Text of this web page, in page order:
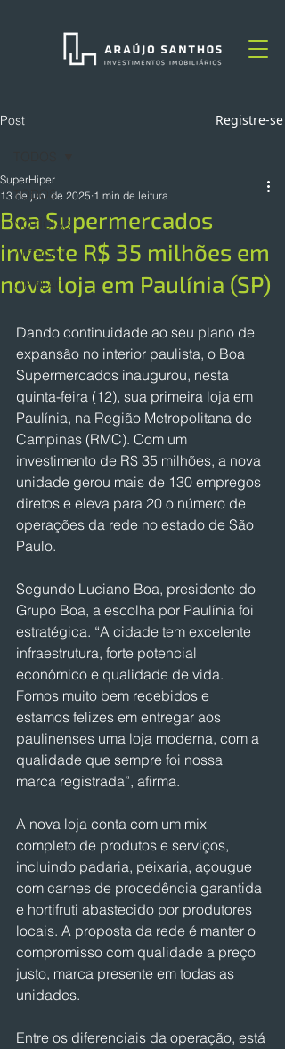
Post Registre-se
TODOS
NOTÍCIAS
ARTIGOS
OPINIÃO
Boa Supermercados
investe R$ 35 milhões em
nova loja em Paulínia (SP)
SuperHiper
13 de jun. de 2025 1 min de leitura
Dando continuidade ao seu plano de
expansão no interior paulista, o Boa
Supermercados inaugurou, nesta
quinta-feira (12), sua primeira loja em
Paulínia, na Região Metropolitana de
Campinas (RMC). Com um
investimento de R$ 35 milhões, a nova
unidade gerou mais de 130 empregos
diretos e eleva para 20 o número de
operações da rede no estado de São
Paulo.
Segundo Luciano Boa, presidente do
Grupo Boa, a escolha por Paulínia foi
estratégica. “A cidade tem excelente
infraestrutura, forte potencial
econômico e qualidade de vida.
Fomos muito bem recebidos e
estamos felizes em entregar aos
paulinenses uma loja moderna, com a
qualidade que sempre foi nossa
marca registrada”, afirma.
A nova loja conta com um mix
completo de produtos e serviços,
incluindo padaria, peixaria, açougue
com carnes de procedência garantida
e hortifruti abastecido por produtores
locais. A proposta da rede é manter o
compromisso com qualidade a preço
justo, marca presente em todas as
unidades.
Entre os diferenciais da operação, está